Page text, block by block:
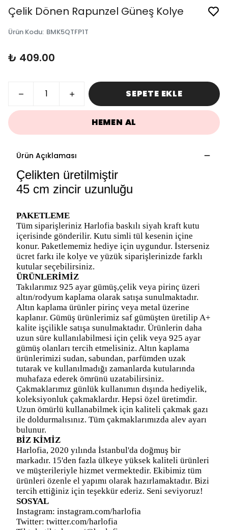
Çelik Dönen Rapunzel Güneş Kolye
Ürün Kodu: BMK5QTFP1T
₺ 409.00
SEPETE EKLE
HEMEN AL
Ürün Açıklaması
Çelikten üretilmiştir
45 cm zincir uzunluğu
PAKETLEME
Tüm siparişleriniz Harlofia baskılı siyah kraft kutu
içerisinde gönderilir. Kutu simli tül kesenin içine
konur. Paketlememiz hediye için uygundur. İsterseniz
ücret farkı ile kolye ve yüzük siparişlerinizde farklı
kutular seçebilirsiniz.
ÜRÜNLERİMİZ
Takılarımız 925 ayar gümüş,çelik veya pirinç üzeri
altın/rodyum kaplama olarak satışa sunulmaktadır.
Altın kaplama ürünler pirinç veya metal üzerine
kaplanır. Gümüş ürünlerimiz saf gümüşten üretilip A+
kalite işçilikle satışa sunulmaktadır. Ürünlerin daha
uzun süre kullanılabilmesi için çelik veya 925 ayar
gümüş olanları tercih etmelisiniz. Altın kaplama
ürünlerimizi sudan, sabundan, parfümden uzak
tutarak ve kullanılmadığı zamanlarda kutularında
muhafaza ederek ömrünü uzatabilirsiniz.
Çakmaklarımız günlük kullanımın dışında hediyelik,
koleksiyonluk çakmaklardır. Hepsi özel üretimdir.
Uzun ömürlü kullanabilmek için kaliteli çakmak gazı
ile doldurmalısınız. Tüm çakmaklarımızda alev ayarı
bulunur.
BİZ KİMİZ
Harlofia, 2020 yılında İstanbul'da doğmuş bir
markadır. 15'den fazla ülkeye yüksek kaliteli ürünleri
ve müşterileriyle hizmet vermektedir. Ekibimiz tüm
ürünleri özenle el yapımı olarak hazırlamaktadır. Bizi
tercih ettiğiniz için teşekkür ederiz. Seni seviyoruz!
SOSYAL
Instagram: instagram.com/harlofia
Twitter: twitter.com/harlofia